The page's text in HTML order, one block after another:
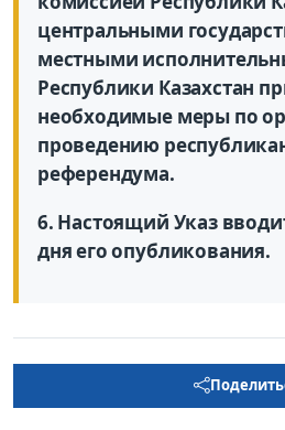
центральными
местными
Республики Казахстан
необходимые меры по
проведению
референдума.
6. Настоящий Указ
дня его опубликования.